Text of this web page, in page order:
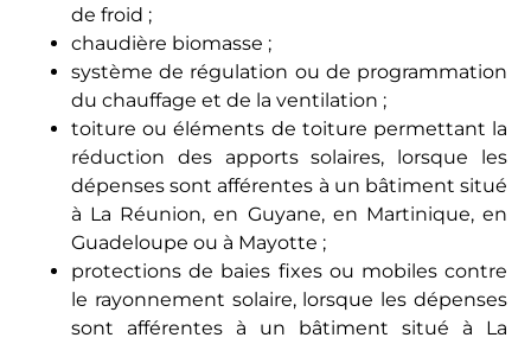
de froid ;
chaudière biomasse ;
système de régulation ou de programmation
du chauffage et de la ventilation ;
toiture ou éléments de toiture permettant la
réduction des apports solaires, lorsque les
dépenses sont afférentes à un bâtiment situé
à La Réunion, en Guyane, en Martinique, en
Guadeloupe ou à Mayotte ;
protections de baies fixes ou mobiles contre
le rayonnement solaire, lorsque les dépenses
sont afférentes à un bâtiment situé à La